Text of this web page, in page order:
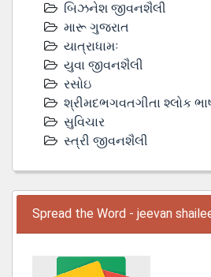
બિઝનેશ જીવનશૈલી
મારૂ ગુજરાત
યાત્રાધામઃ
યુવા જીવનશૈલી
રસોઇ
શ્રીમદભગવતગીતા શ્લોક
સુવિચાર
સ્ત્રી જીવનશૈલી
Spread the Word - jeevan